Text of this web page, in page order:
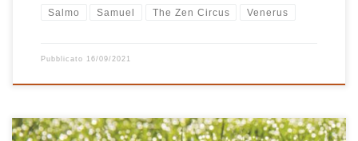
Salmo Samuel The Zen Circus Venerus
Pubblicato 16/09/2021